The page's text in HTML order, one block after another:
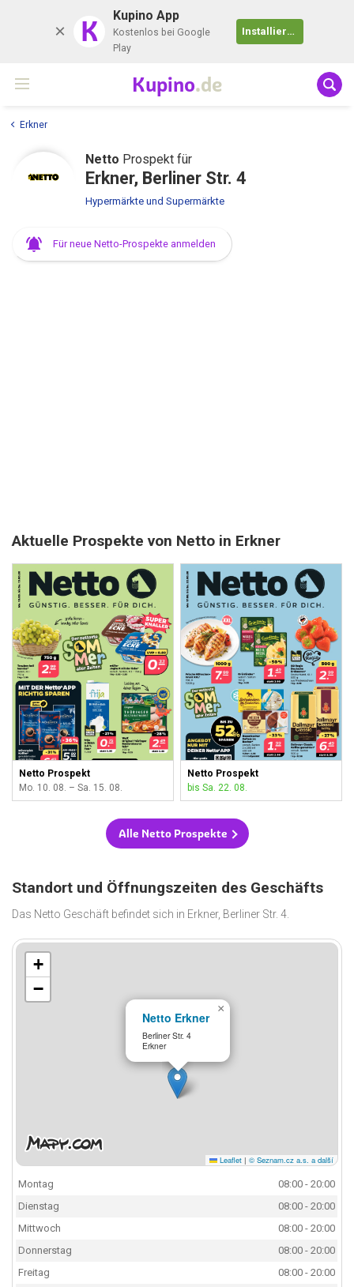
K Kupino App
Kostenlos bei Google
Play
Installieren
Kupino.de
Erkner
Netto Prospekt für
Erkner, Berliner Str. 4
Hypermärkte und Supermärkte
Für neue Netto-Prospekte anmelden
Aktuelle Prospekte von Netto in Erkner
Netto Prospekt
Mo. 10. 08. – Sa. 15. 08.
Netto Prospekt
bis Sa. 22. 08.
Alle Netto Prospekte
Standort und Öffnungszeiten des Geschäfts
Das Netto Geschäft befindet sich in Erkner, Berliner Str. 4.
Netto Erkner
Berliner Str. 4
Erkner
×
+
−
Leaflet | © Seznam.cz a.s. a další
Montag
08:00 - 20:00
Dienstag
08:00 - 20:00
Mittwoch
08:00 - 20:00
Donnerstag
08:00 - 20:00
Freitag
08:00 - 20:00